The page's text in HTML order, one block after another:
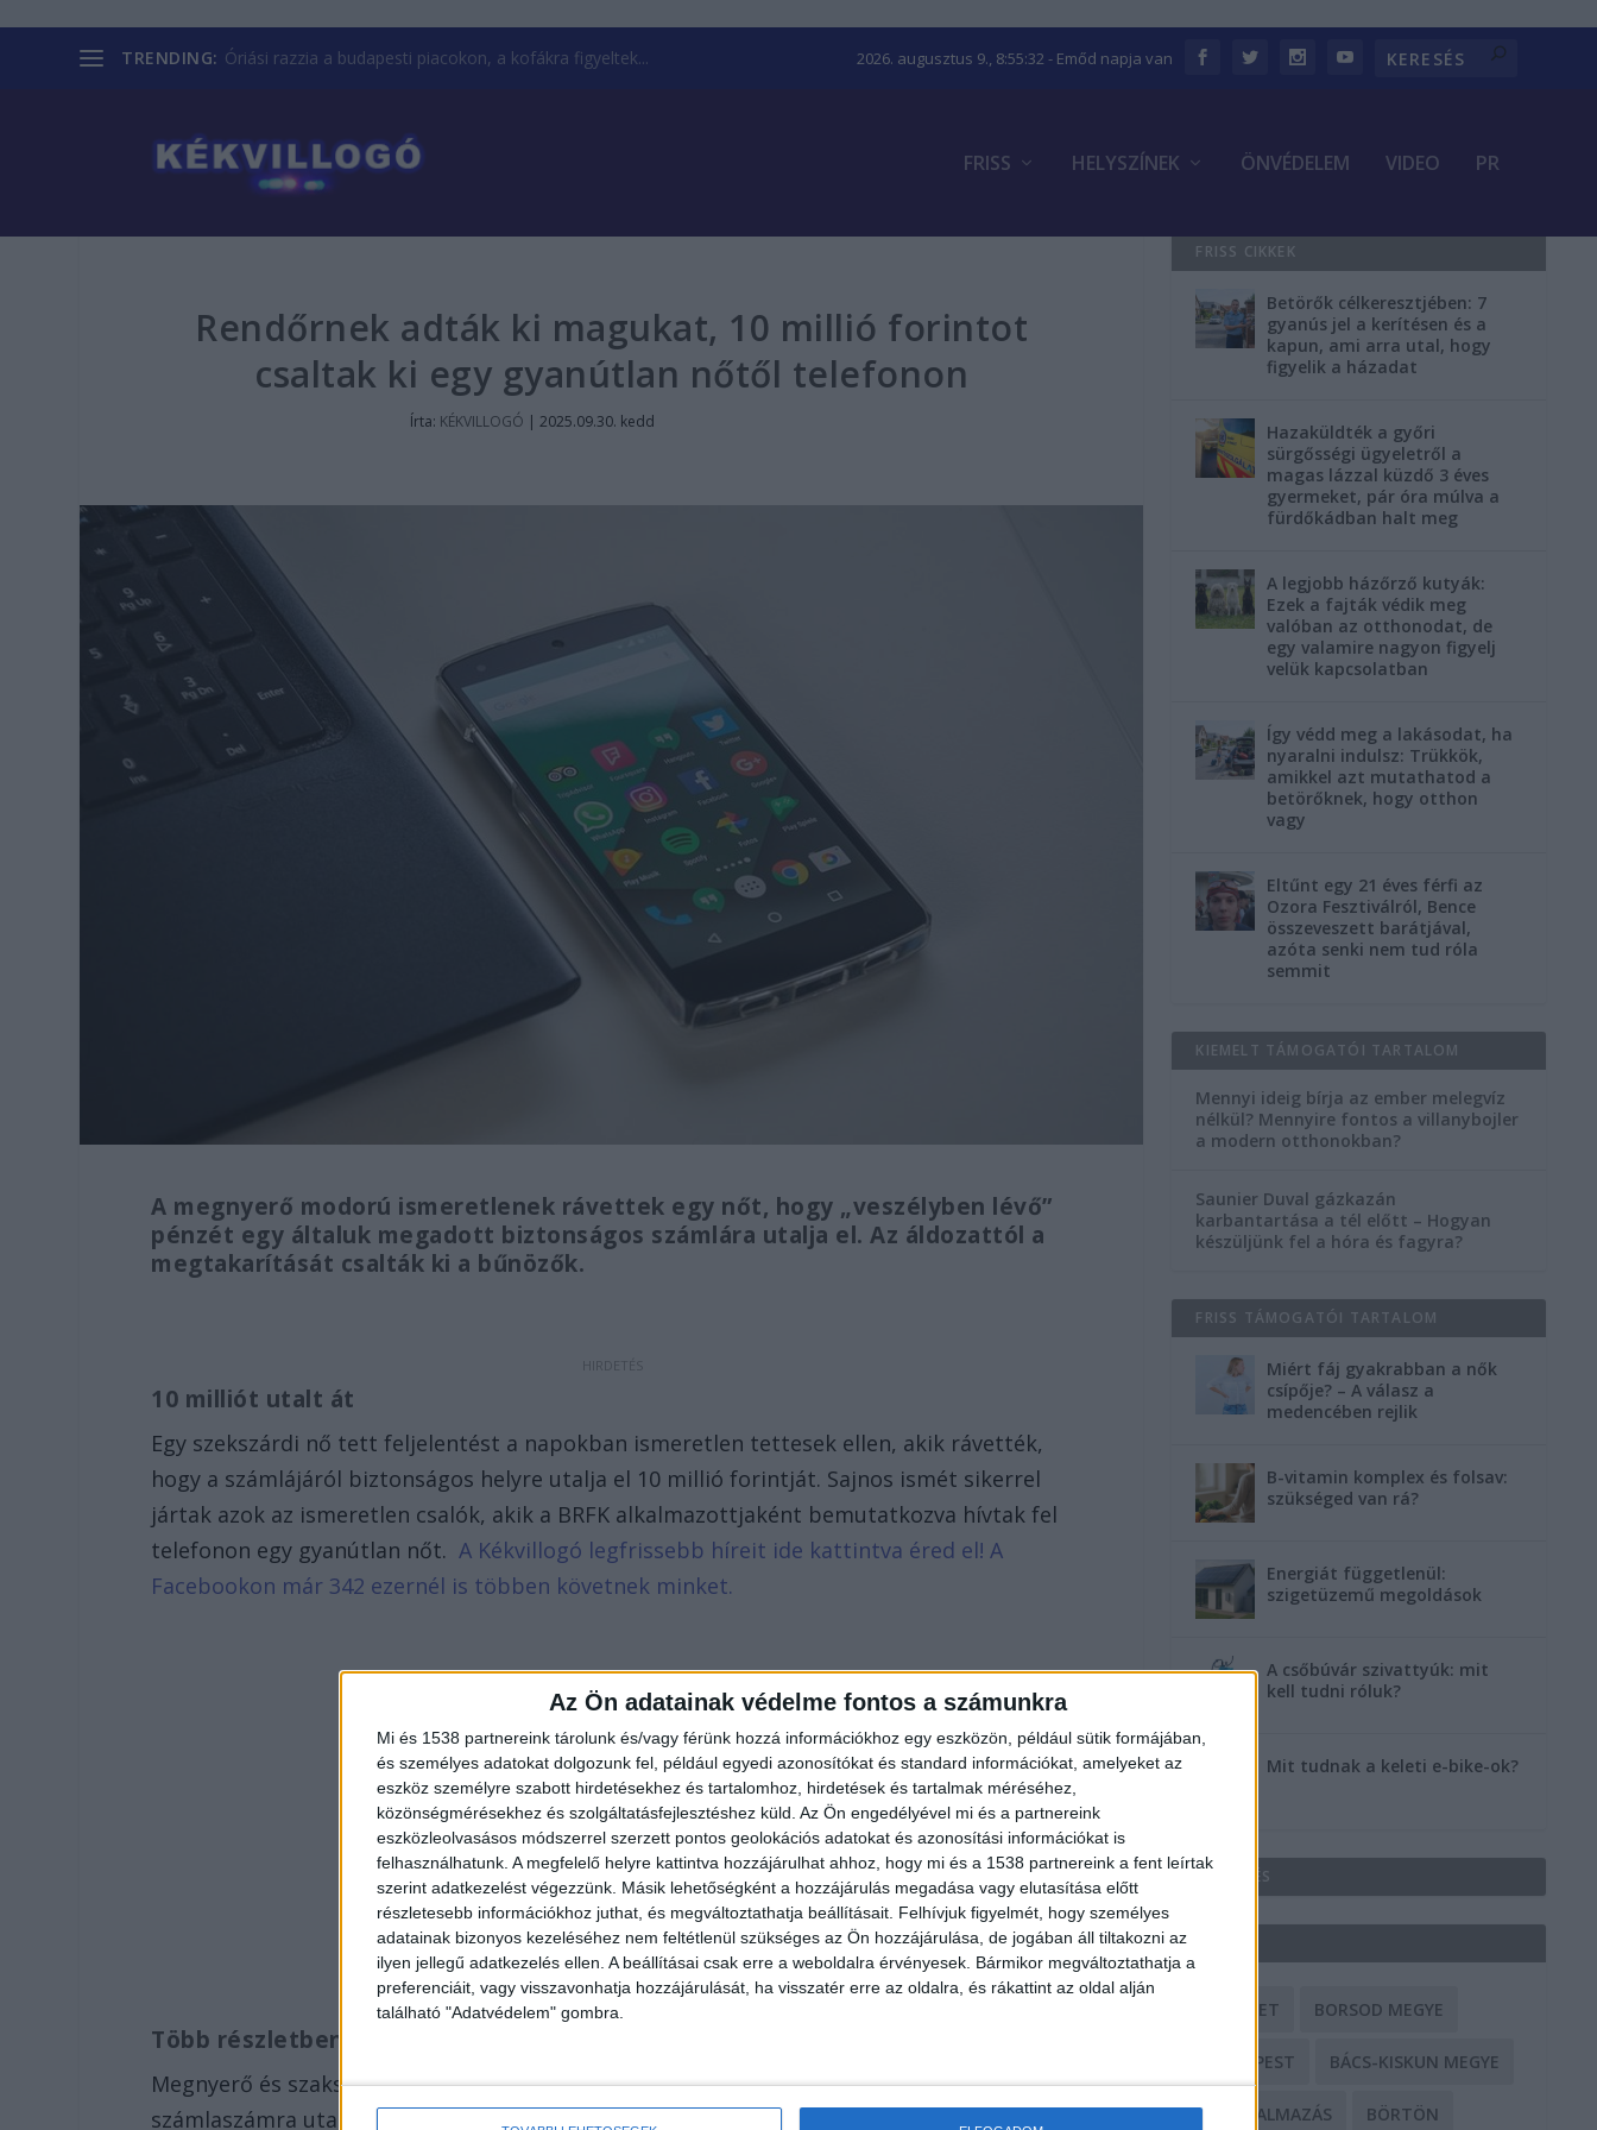
Az Ön adatainak védelme fontos a számunkra
Mi és 1538 partnereink tárolunk és/vagy férünk hozzá információkhoz egy eszközön, például sütik formájában,
és személyes adatokat dolgozunk fel, például egyedi azonosítókat és standard információkat, amelyeket az
eszköz személyre szabott hirdetésekhez és tartalomhoz, hirdetések és tartalmak méréséhez,
közönségmérésekhez és szolgáltatásfejlesztéshez küld. Az Ön engedélyével mi és a partnereink
eszközleolvasásos módszerrel szerzett pontos geolokációs adatokat és azonosítási információkat is
felhasználhatunk. A megfelelő helyre kattintva hozzájárulhat ahhoz, hogy mi és a 1538 partnereink a fent leírtak
szerint adatkezelést végezzünk. Másik lehetőségként a hozzájárulás megadása vagy elutasítása előtt
részletesebb információkhoz juthat, és megváltoztathatja beállításait. Felhívjuk figyelmét, hogy személyes
adatainak bizonyos kezeléséhez nem feltétlenül szükséges az Ön hozzájárulása, de jogában áll tiltakozni az
ilyen jellegű adatkezelés ellen. A beállításai csak erre a weboldalra érvényesek. Bármikor megváltoztathatja a
preferenciáit, vagy visszavonhatja hozzájárulását, ha visszatér erre az oldalra, és rákattint az oldal alján
található "Adatvédelem" gombra.
TRENDING: Óriási razzia a budapesti piacokon, a kofákra figyeltek... 2026. augusztus 9., 8:55:32 - Emőd napja van
FRISS HELYSZÍNEK ÖNVÉDELEM VIDEO PR
Rendőrnek adták ki magukat, 10 millió forintot
csaltak ki egy gyanútlan nőtől telefonon
Írta: KÉKVILLOGÓ |2025.09.30. kedd
A megnyerő modorú ismeretlenek rávettek egy nőt, hogy „veszélyben lévő”
pénzét egy általuk megadott biztonságos számlára utalja el. Az áldozattól a
megtakarítását csalták ki a bűnözők.
10 milliót utalt át
Egy szekszárdi nő tett feljelentést a napokban ismeretlen tettesek ellen, akik rávették,
hogy a számlájáról biztonságos helyre utalja el 10 millió forintját. Sajnos ismét sikerrel
jártak azok az ismeretlen csalók, akik a BRFK alkalmazottjaként bemutatkozva hívtak fel
telefonon egy gyanútlan nőt.A Kékvillogó legfrissebb híreit ide kattintva éred el! A
Facebookon már 342 ezernél is többen követnek minket.
Több részletben utalta el a pénzt
Megnyerő és szakszerűnek tűnő kommunikációval rávették, hogy az általuk megadott
számlaszámra utalja el megtakarításai egy részét, több részletben. Az „akció” alatt
FRISS CIKKEK
Betörők célkeresztjében: 7
gyanús jel a kerítésen és a
kapun, ami arra utal, hogy
figyelik a házadat
Hazaküldték a győri
sürgősségi ügyeletről a
magas lázzal küzdő 3 éves
gyermeket, pár óra múlva a
fürdőkádban halt meg
A legjobb házőrző kutyák:
Ezek a fajták védik meg
valóban az otthonodat, de
egy valamire nagyon figyelj
velük kapcsolatban
Így védd meg a lakásodat, ha
nyaralni indulsz: Trükkök,
amikkel azt mutathatod a
betörőknek, hogy otthon
vagy
Eltűnt egy 21 éves férfi az
Ozora Fesztiválról, Bence
összeveszett barátjával,
azóta senki nem tud róla
semmit
KIEMELT TÁMOGATÓI TARTALOM
Mennyi ideig bírja az ember melegvíz
nélkül? Mennyire fontos a villanybojler
a modern otthonokban?
Saunier Duval gázkazán
karbantartása a tél előtt – Hogyan
készüljünk fel a hóra és fagyra?
FRISS TÁMOGATÓI TARTALOM
Miért fáj gyakrabban a nők
csípője? – A válasz a
medencében rejlik
B-vitamin komplex és folsav:
szükséged van rá?
Energiát függetlenül:
szigetüzemű megoldások
A csőbúvár szivattyúk: mit
kell tudni róluk?
Mit tudnak a keleti e-bike-ok?
HIRDETÉS
BALESET BORSOD MEGYE
BUDAPEST BÁCS-KISKUN MEGYE
BÁNTALMAZÁS BÖRTÖN